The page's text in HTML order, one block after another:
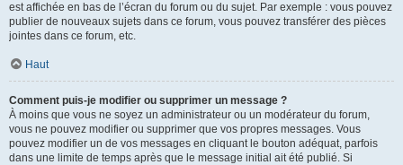
est affichée en bas de l’écran du forum ou du sujet. Par exemple : vous pouvez
publier de nouveaux sujets dans ce forum, vous pouvez transférer des pièces
jointes dans ce forum, etc.
Haut
Comment puis-je modifier ou supprimer un message ?
À moins que vous ne soyez un administrateur ou un modérateur du forum,
vous ne pouvez modifier ou supprimer que vos propres messages. Vous
pouvez modifier un de vos messages en cliquant le bouton adéquat, parfois
dans une limite de temps après que le message initial ait été publié. Si